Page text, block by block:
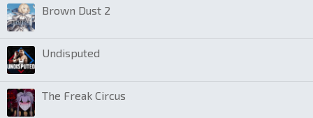
Brown Dust 2
Undisputed
The Freak Circus